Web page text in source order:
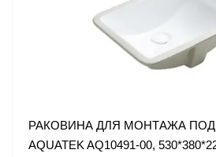
РАКОВИНА ДЛЯ МОНТАЖА
AQUATEK AQ10491-00,